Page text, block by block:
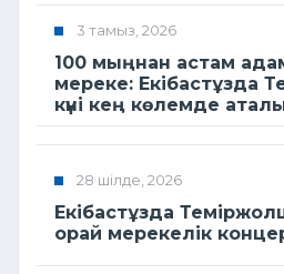
3 тамыз, 2026
100 мыңнан астам
мереке: Екібастұзда
күні кең көлемде
28 шілде, 2026
Екібастұзда
орай мерекелік